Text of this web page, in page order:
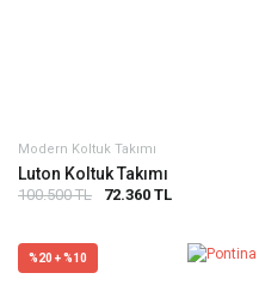
Modern Koltuk Takımı
Luton Koltuk Takımı
100.500 TL 72.360 TL
%20 + %10